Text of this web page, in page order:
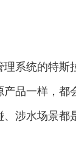
系统的特斯
品一样，
涉水场景都